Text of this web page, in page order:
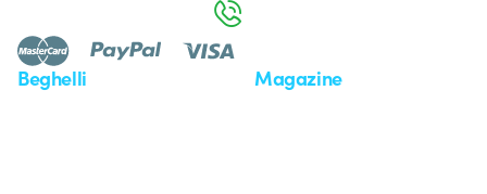
Beghelli Magazine